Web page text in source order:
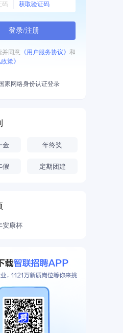
获取验证码
登录/注册
并同意 《用户服务协议》 和
策》
家网络身份认证登录
金 年终奖
假 定期团建
安康杯